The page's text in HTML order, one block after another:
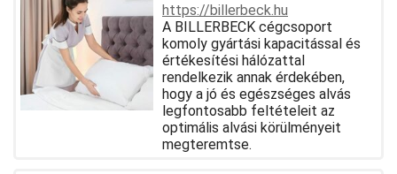
https://billerbeck.hu
A BILLERBECK cégcsoport
komoly gyártási kapacitással és
értékesítési hálózattal
rendelkezik annak érdekében,
hogy a jó és egészséges alvás
legfontosabb feltételeit az
optimális alvási körülményeit
megteremtse.